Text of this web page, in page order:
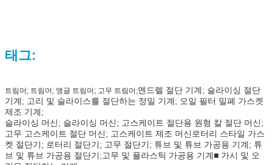
태그:
트림머; 트림머; 앵글 트림머; 고무 트림머;멘드렐 절단 기계; 슬라이싱 절단
기계; 고리 및 슬라이스를 절단하는 정밀 기계; 오일 필터 밀폐 가스켓
제조 기계;
슬라이싱 머신; 슬라이싱 머신; 고스케이트 절단용 원형 칼 절단 머신;
고무 고스케이트 절단 머신; 고스케이트 제조 머신로터리 스타일 가스
켓 절단기; 로터리 절단기; 고무 절단기; 튜브 및 튜브 가공용 기계; 튜
브 및 튜브 가공용 절단기;고무 및 플라스틱 가공용 기계■ 가시 및 오